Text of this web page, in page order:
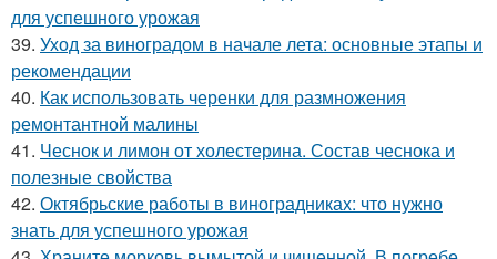
для успешного урожая
39. Уход за виноградом в начале лета: основные этапы и
рекомендации
40. Как использовать черенки для размножения
ремонтантной малины
41. Чеснок и лимон от холестерина. Состав чеснока и
полезные свойства
42. Октябрьские работы в виноградниках: что нужно
знать для успешного урожая